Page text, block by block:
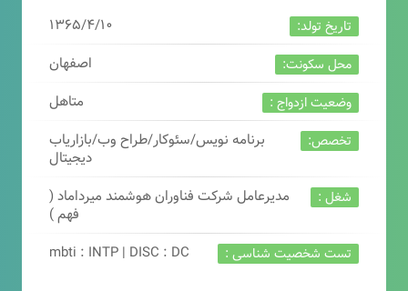
تاریخ تولد: ۱۳۶۵/۴/۱۰
محل سکونت: اصفهان
وضعیت ازدواج : متاهل
تخصص:
برنامه نویس/سئوکار/طراح وب/بازاریاب
دیجیتال
شغل :
مدیرعامل شرکت فناوران هوشمند میرداماد (
فهم )
تست شخصیت شناسی : mbti : INTP | DISC : DC